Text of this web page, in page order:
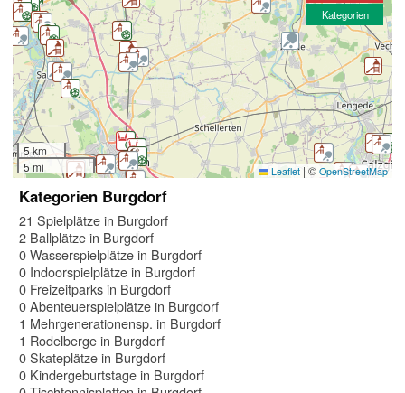
5 km
5 mi
Leaflet | © OpenStreetMap
Kategorien
Kategorien Burgdorf
21 Spielplätze in Burgdorf
2 Ballplätze in Burgdorf
0 Wasserspielplätze in Burgdorf
0 Indoorspielplätze in Burgdorf
0 Freizeitparks in Burgdorf
0 Abenteuerspielplätze in Burgdorf
1 Mehrgenerationensp. in Burgdorf
1 Rodelberge in Burgdorf
0 Skateplätze in Burgdorf
0 Kindergeburtstage in Burgdorf